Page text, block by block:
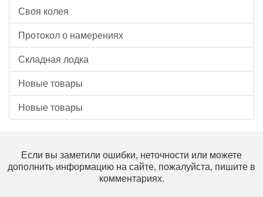
Своя колея
Протокол о намерениях
Складная лодка
Новые товары
Новые товары
Если вы заметили ошибки, неточности или можете
дополнить информацию на сайте, пожалуйста, пишите в
комментариях.